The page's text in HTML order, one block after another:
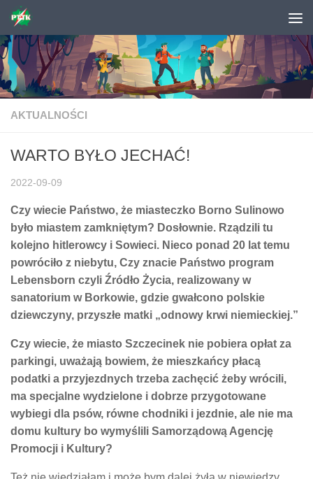
Skip to content
AKTUALNOŚCI
WARTO BYŁO JECHAĆ!
2022-09-09
Czy wiecie Państwo, że miasteczko Borno Sulinowo
było miastem zamkniętym? Dosłownie. Rządzili tu
kolejno hitlerowcy i Sowieci. Nieco ponad 20 lat temu
powróciło z niebytu, Czy znacie Państwo program
Lebensborn czyli Źródło Życia, realizowany w
sanatorium w Borkowie, gdzie gwałcono polskie
dziewczyny, przyszłe matki „odnowy krwi niemieckiej.”
Czy wiecie, że miasto Szczecinek nie pobiera opłat za
parkingi, uważają bowiem, że mieszkańcy płacą
podatki a przyjezdnych trzeba zachęcić żeby wrócili,
ma specjalne wydzielone i dobrze przygotowane
wybiegi dla psów, równe chodniki i jezdnie, ale nie ma
domu kultury bo wymyślili Samorządową Agencję
Promocji i Kultury?